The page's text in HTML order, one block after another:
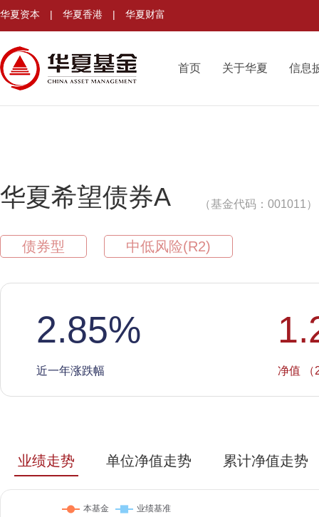
华夏资本 | 华夏香港 | 华夏财富
首页 关于华夏 信息
华夏希望债券A （基金代码：001011）
债券型 中低风险(R2)
2.85%
近一年涨跌幅 净值 （
业绩走势 单位净值走势 累计净值走势